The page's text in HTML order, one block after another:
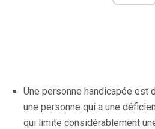
Une personne handicapée est
une personne qui a une
qui limite considérablement